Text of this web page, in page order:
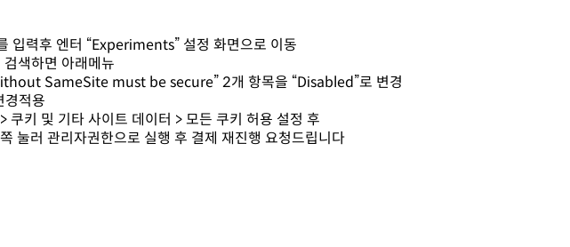
입력후 엔터 “Experiments” 설정 화면으로 이동
색하면 아래메뉴
SameSite must be secure” 2개 항목을 “Disabled”로 변경
경적용
쿠키 및 기타 사이트 데이터 > 모든 쿠키 허용 설정 후
눌러 관리자권한으로 실행 후 결제 재진행 요청드립니다